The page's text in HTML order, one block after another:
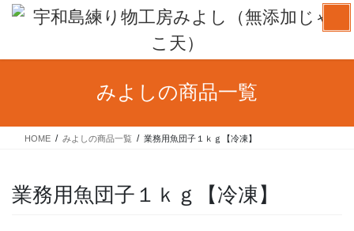
ン
ー
みよしの商品一覧
HOME みよしの商品一覧 業務用魚団子１ｋｇ【冷凍】
業務用魚団子１ｋｇ【冷凍】